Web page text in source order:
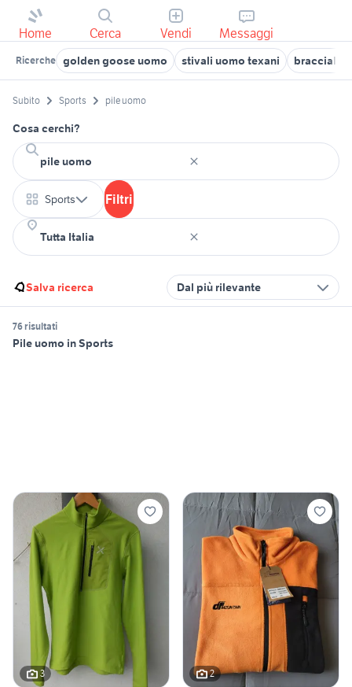
Home Cerca Vendi Messaggi
Ricerche golden goose uomo stivali uomo texani bracciale
Subito Sports pile uomo
Cosa cerchi?
Sports Filtri
Salva ricerca Dal più rilevante
76 risultati
Pile uomo in Sports
3 2